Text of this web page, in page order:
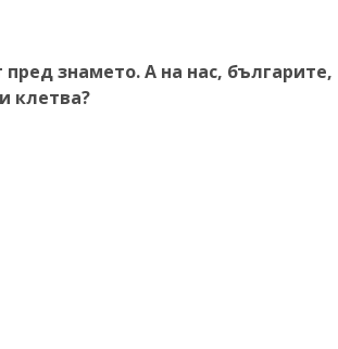
знамето. А на нас, българите,
клетва?